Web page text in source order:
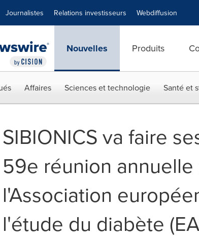
Journalistes Relations investisseurs Webdiffusion
Nouvelles Produits
Affaires Sciences et technologie Santé et
SIBIONICS va faire
59e réunion annuelle
l'Association
l'étude du diabète